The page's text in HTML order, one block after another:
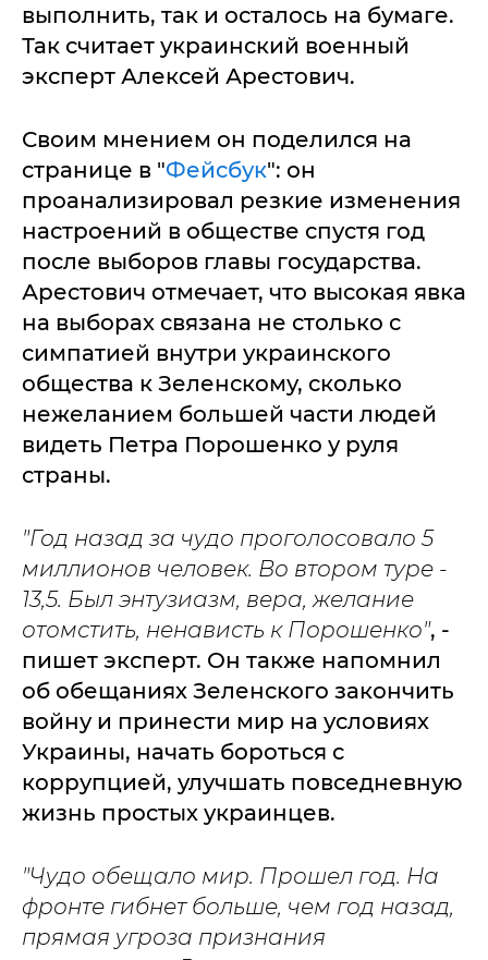
выполнить, так и осталось на бумаге.
Так считает украинский военный
эксперт Алексей Арестович.
Своим мнением он поделился на
странице в "Фейсбук": он
проанализировал резкие изменения
настроений в обществе спустя год
после выборов главы государства.
Арестович отмечает, что высокая явка
на выборах связана не столько с
симпатией внутри украинского
общества к Зеленскому, сколько
нежеланием большей части людей
видеть Петра Порошенко у руля
страны.
"Год назад за чудо проголосовало 5
миллионов человек. Во втором туре -
13,5. Был энтузиазм, вера, желание
отомстить, ненависть к Порошенко", -
пишет эксперт. Он также напомнил
об обещаниях Зеленского закончить
войну и принести мир на условиях
Украины, начать бороться с
коррупцией, улучшать повседневную
жизнь простых украинцев.
"Чудо обещало мир. Прошел год. На
фронте гибнет больше, чем год назад,
прямая угроза признания